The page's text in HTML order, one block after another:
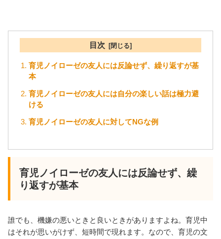
目次
育児ノイローゼの友人には反論せず、繰り返すが基
本
育児ノイローゼの友人には自分の楽しい話は極力避
ける
育児ノイローゼの友人に対してNGな例
育児ノイローゼの友人には反論せず、繰
り返すが基本
誰でも、機嫌の悪いときと良いときがありますよね。育児中
はそれが思いがけず、短時間で現れます。なので、育児の文